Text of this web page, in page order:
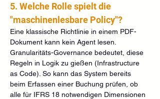
5. Welche Rolle spielt die
"maschinenlesbare Policy"?
Eine klassische Richtlinie in einem PDF-
Dokument kann kein Agent lesen.
Granularitäts-Governance bedeutet, diese
Regeln in Logik zu gießen (Infrastructure
as Code). So kann das System bereits
beim Erfassen einer Buchung prüfen, ob
alle für IFRS 18 notwendigen Dimensionen